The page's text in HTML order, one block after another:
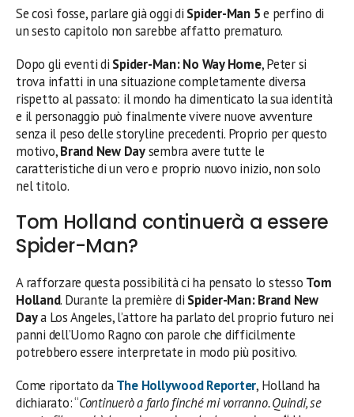
Se così fosse, parlare già oggi di Spider-Man 5e perfino di
un sesto capitolo non sarebbe affatto prematuro.
Dopo gli eventi di Spider-Man: No Way Home, Peter si
trova infatti in una situazione completamente diversa
rispetto al passato: il mondo ha dimenticato la sua identità
e il personaggio può finalmente vivere nuove avventure
senza il peso delle storyline precedenti. Proprio per questo
motivo,Brand New Daysembra avere tutte le
caratteristiche di un vero e proprio nuovo inizio, non solo
nel titolo.
Tom Holland continuerà a essere
Spider-Man?
A rafforzare questa possibilità ci ha pensato lo stesso Tom
Holland. Durante la première di Spider-Man: Brand New
Daya Los Angeles, l’attore ha parlato del proprio futuro nei
panni dell’Uomo Ragno con parole che difficilmente
potrebbero essere interpretate in modo più positivo.
Come riportato daThe Hollywood Reporter, Holland ha
dichiarato: “Continuerò a farlo finché mi vorranno. Quindi, se